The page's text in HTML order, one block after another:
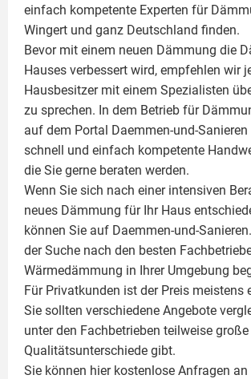
einfach kompetente Experten für
Wingert und ganz Deutschland finden.
Bevor mit einem neuen Dämmung die
Hauses verbessert wird, empfehlen wir
Hausbesitzer mit einem Spezialisten
zu sprechen. In dem Betrieb für
auf dem Portal Daemmen-und-
schnell und einfach kompetente
die Sie gerne beraten werden.
Wenn Sie sich nach einer intensiven
neues Dämmung für Ihr Haus
können Sie auf Daemmen-und-
der Suche nach den besten
Wärmedämmung in Ihrer Umgebung
Für Privatkunden ist der Preis meistens
Sie sollten verschiedene Angebote
unter den Fachbetrieben teilweise große
Qualitätsunterschiede gibt.
Sie können hier kostenlose Anfragen an